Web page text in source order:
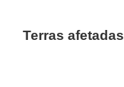
Terras afetadas